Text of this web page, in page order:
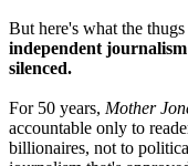
But here's what the
independent
silenced.
For 50 years, Mother
accountable only to
billionaires, not to